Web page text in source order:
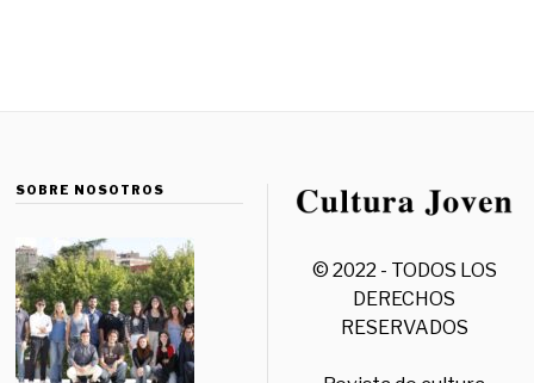
SOBRE NOSOTROS
© 2022 - TODOS LOS
DERECHOS
RESERVADOS